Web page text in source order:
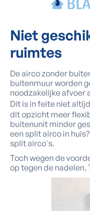
Niet
ruimtes
De airco zonder
buitenmuur worden
noodzakelijke afvoer
Dit is in feite niet
dit opzicht meer
buitenunit minder
een split airco in
split airco's.
Toch wegen de
op tegen de nadelen.